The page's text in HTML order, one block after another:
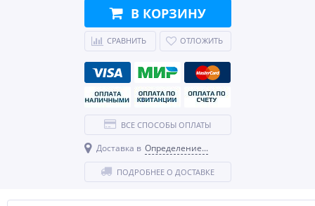
В КОРЗИНУ
СРАВНИТЬ ОТЛОЖИТЬ
ВСЕ СПОСОБЫ ОПЛАТЫ
Доставка в Определение...
ПОДРОБНЕЕ О ДОСТАВКЕ